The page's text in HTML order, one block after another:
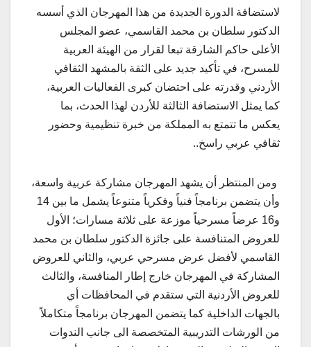
لاستضافة الدورة الجديدة من هذا المهرجان الذي أسسه
الدكتور سلطان بن محمد القاسمي، عضو المجلس
الأعلى حاكم الشارقة تبعا لقرار من الهيئة العربية
للمسرح، في تأكيد جديد على الثقة بالمشهد الثقافي
الأردني وقدرته على احتضان كبرى الفعاليات العربية،
كما يمثل الاستضافة الثالثة للأردن لهذا الحدث، بما
يعكس ما تتمتع به المملكة من خبرة تنظيمية وحضور
ثقافي عربي راسخ..
ومن المنتظر أن يشهد المهرجان مشاركة عربية واسعة،
وأن يتضمن برنامجاً فنياً وفكرياً متنوعاً يشمل ما بين 14
و16 عرضاً مسرحياً موزعة على ثلاثة مسارات؛ الأول
للعروض المتنافسة على جائزة الدكتور سلطان بن محمد
القاسمي لأفضل عرض مسرحي عربي، والثاني للعروض
المشاركة في المهرجان خارج إطار المنافسة، والثالث
للعروض الأردنية التي ستقدم في المحافظات أي
بالجهات الداخلية كما يتضمن المهرجان برنامجاً متكاملاً
من الورشات التدريبية المتخصصة الى جانب الندوات